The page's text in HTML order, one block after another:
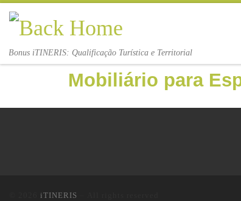
Skip to content
Bonus iTINERIS: Qualificação Turística e Territorial
Mobiliário para
iTINERIS